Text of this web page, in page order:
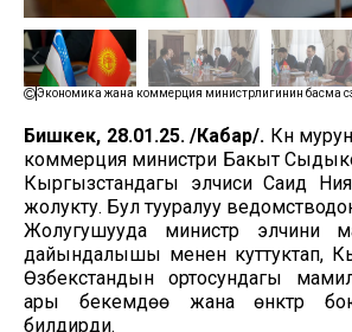
Экономика жана коммерция министрлигинин басма
Бишкек, 28.01.25. /Кабар/. Күн
коммерция министри Бакыт
Кыргызстандагы элчиси Саид
жолукту. Бул тууралуу
Жолугушууда министр элчини
дайындалышы менен куттуктап,
Өзбекстандын ортосундагы
ары бекемдөө жана өнүктүрүү
билдирди.